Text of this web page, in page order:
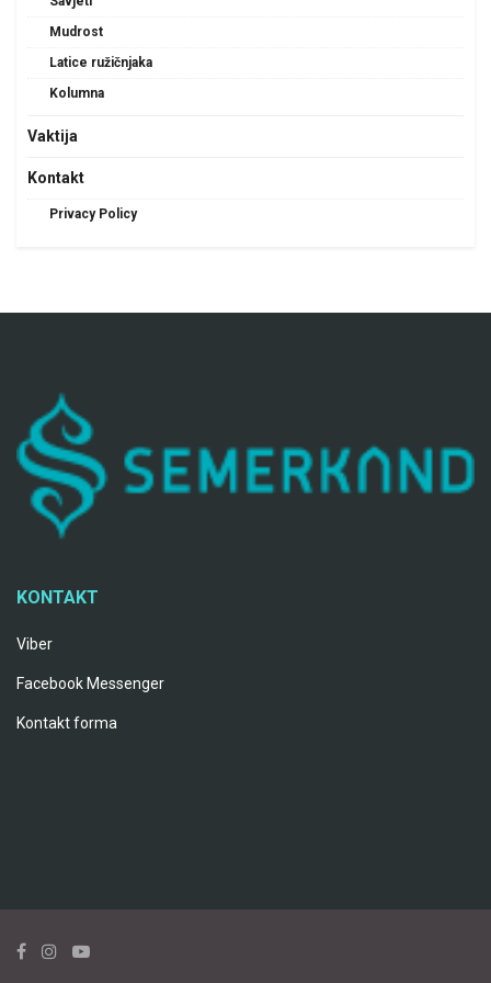
Mudrost
Latice ružičnjaka
Kolumna
Vaktija
Kontakt
Privacy Policy
KONTAKT
Viber
Facebook Messenger
Kontakt forma